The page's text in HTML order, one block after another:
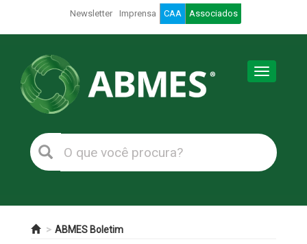
Newsletter Imprensa CAA Associados
Toggle
ABMES Boletim